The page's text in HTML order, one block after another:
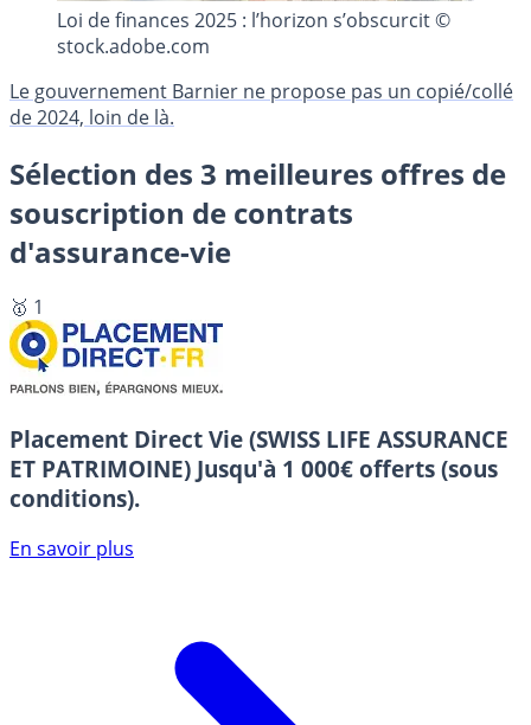
Loi de finances 2025 : l’horizon s’obscurcit ©
stock.adobe.com
Le gouvernement Barnier ne propose pas un copié/collé
de 2024, loin de là.
Sélection des 3 meilleures offres de
souscription de contrats
d'assurance-vie
🥇 1
Placement Direct Vie (SWISS LIFE ASSURANCE
ET PATRIMOINE) Jusqu'à 1 000€ offerts (sous
conditions).
En savoir plus